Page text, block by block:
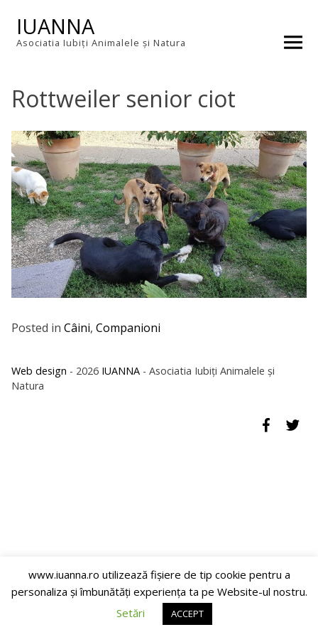
content
IUANNA
Asociatia Iubiți Animalele și Natura
Rottweiler senior ciot
Posted in Câini, Companioni
Web design - 2026 IUANNA - Asociatia Iubiți Animalele și
Natura
www.iuanna.ro utilizează fişiere de tip cookie pentru a
personaliza și îmbunătăți experiența ta pe Website-ul nostru.
Setări
ACCEPT